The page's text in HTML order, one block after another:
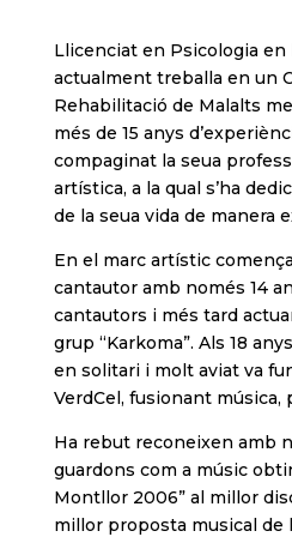
Llicenciat en Psicologia en
actualment treballa en un
Rehabilitació de Malalts
més de 15 anys
compaginat la seua
artística, a la qual s’ha
de la seua vida de manera
En el marc artístic
cantautor amb només 14
cantautors i més tard
grup “Karkoma”. Als 18
en solitari i molt aviat va
VerdCel, fusionant música,
Ha rebut reconeixen amb
guardons com a músic
Montllor 2006” al millor
millor proposta musical de